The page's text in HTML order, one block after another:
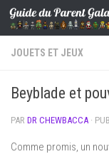
Skip to content
JOUETS ET JEUX
Beyblade et
PAR DR CHEWBACCA ·
Comme promis, un